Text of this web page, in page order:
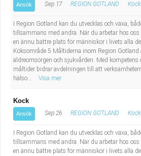
Ansök Sep 17 REGION GOTLAND
I Region Gotland kan du utvecklas och växa,
tillsammans med andra. När du arbetar hos
en ännu bättre plats för människor i livets alla
Köksområde 5 Måltiderna inom Region Gotland
äldreomsorgen och sjukvården. Med kompetens
måltider bidrar avdelningen till att
hälso...
Visa mer
Kock
Ansök Sep 26 REGION GOTLAND
I Region Gotland kan du utvecklas och växa,
tillsammans med andra. När du arbetar hos
en ännu bättre plats för människor i livets alla